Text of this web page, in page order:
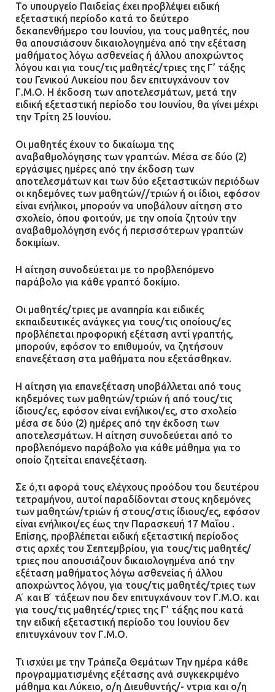
Το υπουργείο Παιδείας έχει προβλέψει ειδική
εξεταστική περίοδο κατά το δεύτερο
δεκαπενθήμερο του Ιουνίου, για τους μαθητές, που
θα απουσιάσουν δικαιολογημένα από την εξέταση
μαθήματος λόγω ασθενείας ή άλλου αποχρώντος
λόγου και για τους/τις μαθητές/τριες της Γ’ τάξης
του Γενικού Λυκείου που δεν επιτυγχάνουν τον
Γ.Μ.Ο. Η έκδοση των αποτελεσμάτων, μετά την
ειδική εξεταστική περίοδο του Ιουνίου, θα γίνει μέχρι
την Τρίτη 25 Ιουνίου.
Οι μαθητές έχουν το δικαίωμα της
αναβαθμολόγησης των γραπτών. Μέσα σε δύο (2)
εργάσιμες ημέρες από την έκδοση των
αποτελεσμάτων και των δύο εξεταστικών περιόδων
οι κηδεμόνες των μαθητών//τριών ή οι ίδιοι, εφόσον
είναι ενήλικοι, μπορούν να υποβάλουν αίτηση στο
σχολείο, όπου φοιτούν, με την οποία ζητούν την
αναβαθμολόγηση ενός ή περισσότερων γραπτών
δοκιμίων.
Η αίτηση συνοδεύεται με το προβλεπόμενο
παράβολο για κάθε γραπτό δοκίμιο.
Οι μαθητές/τριες με αναπηρία και ειδικές
εκπαιδευτικές ανάγκες για τους/τις οποίους/ες
προβλέπεται προφορική εξέταση αντί γραπτής,
μπορούν, εφόσον το επιθυμούν, να ζητήσουν
επανεξέταση στα μαθήματα που εξετάσθηκαν.
Η αίτηση για επανεξέταση υποβάλλεται από τους
κηδεμόνες των μαθητών/τριών ή από τους/τις
ίδιους/ες, εφόσον είναι ενήλικοι/ες, στο σχολείο
μέσα σε δύο (2) ημέρες από την έκδοση των
αποτελεσμάτων. Η αίτηση συνοδεύεται από το
προβλεπόμενο παράβολο για κάθε μάθημα για το
οποίο ζητείται επανεξέταση.
Σε ό,τι αφορά τους ελέγχους προόδου του δευτέρου
τετραμήνου, αυτοί παραδίδονται στους κηδεμόνες
των μαθητών/τριών ή στους/στις ίδιους/ες, εφόσον
είναι ενήλικοι/ες έως την Παρασκευή 17 Μαΐου .
Επίσης, προβλέπεται ειδική εξεταστική περίοδος
στις αρχές του Σεπτεμβρίου, για τους/τις μαθητές/
τριες που απουσιάζουν δικαιολογημένα από την
εξέταση μαθήματος λόγω ασθενείας ή άλλου
αποχρώντος λόγου, για τους/τις μαθητές/τριες των
Α ́ και Β ́ τάξεων που δεν επιτυγχάνουν τον Γ.Μ.Ο. και
για τους/τις μαθητές/τριες της Γ’ τάξης που κατά
την ειδική εξεταστική περίοδο του Ιουνίου δεν
επιτυγχάνουν τον Γ.Μ.Ο.
Τι ισχύει με την Τράπεζα Θεμάτων Την ημέρα κάθε
προγραμματισμένης εξέτασης ανά συγκεκριμένο
μάθημα και Λύκειο, ο/η Διευθυντής/- ντρια και ο/η